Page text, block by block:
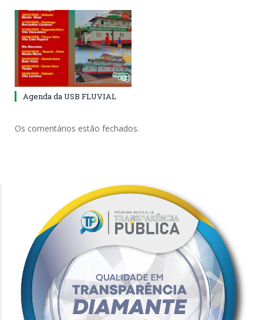
Agenda da USB FLUVIAL
Os comentários estão fechados.